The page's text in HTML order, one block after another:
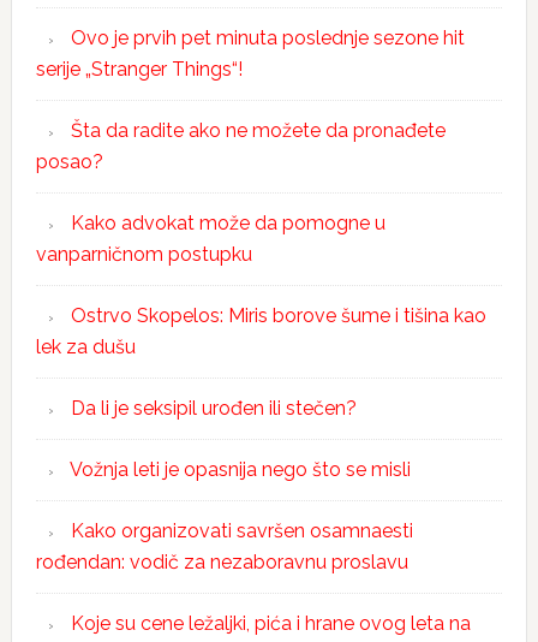
Ovo je prvih pet minuta poslednje sezone hit
serije „Stranger Things“!
Šta da radite ako ne možete da pronađete
posao?
Kako advokat može da pomogne u
vanparničnom postupku
Ostrvo Skopelos: Miris borove šume i tišina kao
lek za dušu
Da li je seksipil urođen ili stečen?
Vožnja leti je opasnija nego što se misli
Kako organizovati savršen osamnaesti
rođendan: vodič za nezaboravnu proslavu
Koje su cene ležaljki, pića i hrane ovog leta na